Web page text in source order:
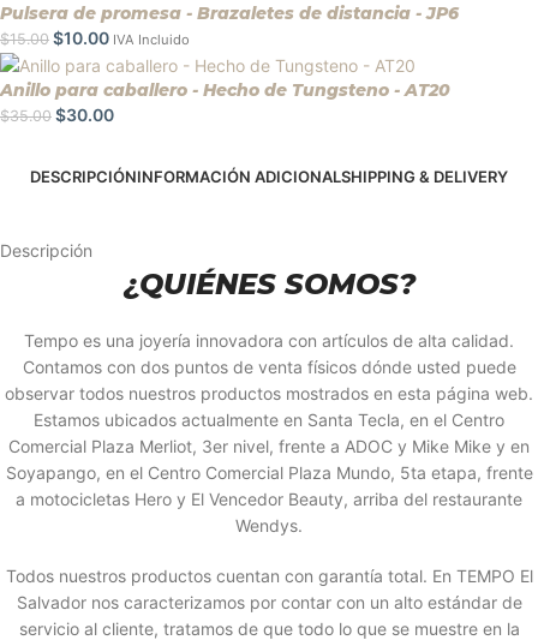
Pulsera de promesa - Brazaletes de distancia - JP6
$15.00 $10.00 IVA Incluido
Anillo para caballero - Hecho de Tungsteno - AT20
$35.00 $30.00
DESCRIPCIÓNINFORMACIÓN ADICIONALSHIPPING & DELIVERY
Descripción
¿QUIÉNES SOMOS?
Tempo es una joyería innovadora con artículos de alta calidad.
Contamos con dos puntos de venta físicos dónde usted puede
observar todos nuestros productos mostrados en esta página web.
Estamos ubicados actualmente en Santa Tecla, en el Centro
Comercial Plaza Merliot, 3er nivel, frente a ADOC y Mike Mike y en
Soyapango, en el Centro Comercial Plaza Mundo, 5ta etapa, frente
a motocicletas Hero y El Vencedor Beauty, arriba del restaurante
Wendys.
Todos nuestros productos cuentan con garantía total. En TEMPO El
Salvador nos caracterizamos por contar con un alto estándar de
servicio al cliente, tratamos de que todo lo que se muestre en la